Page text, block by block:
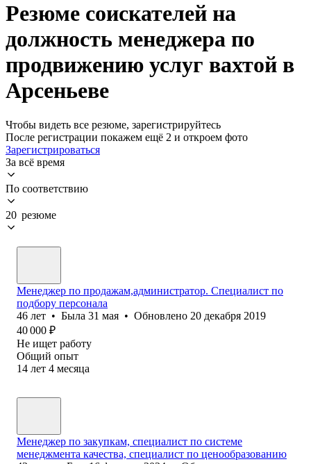
Резюме соискателей на
должность менеджера по
продвижению услуг вахтой в
Арсеньеве
Чтобы видеть все резюме, зарегистрируйтесь
После регистрации покажем ещё 2 и откроем фото
Зарегистрироваться
За всё время
По соответствию
20 резюме
Менеджер по продажам,администратор. Специалист по
подбору персонала
46 лет • Была 31 мая • Обновлено 20 декабря 2019
40 000 ₽
Не ищет работу
Общий опыт
14 лет 4 месяца
Менеджер по закупкам, специалист по системе
менеджмента качества, специалист по ценообразованию